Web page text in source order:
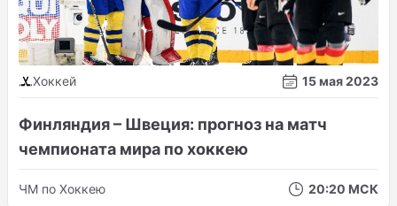
Хоккей 15 мая 2023
Финляндия – Швеция: прогноз на матч
чемпионата мира по хоккею
ЧМ по Хоккею 20:20 МСК